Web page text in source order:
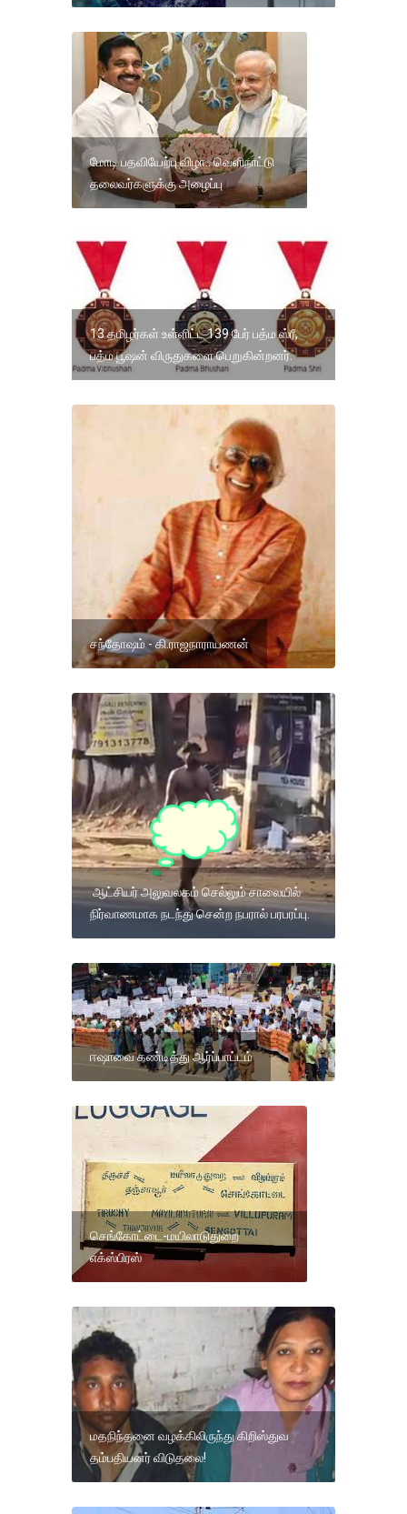
மோடி பதவியேற்பு விழா.. வெளிநாட்டு
தலைவர்களுக்கு அழைப்பு
13 தமிழர்கள் உள்ளிட்ட 139 பேர் பத்ம ஸ்ரீ,
பத்ம பூஷன் விருதுகளை பெறுகின்றனர்.
சந்தோஷம் - கி.ராஜநாராயணன்
ஆட்சியர் அலுவலகம் செல்லும் சாலையில்
நிர்வாணமாக நடந்து சென்ற நபரால் பரபரப்பு.
ஈஷாவை கண்டித்து ஆர்ப்பாட்டம்
செங்கோட்டை-மயிலாடுதுறை
எக்ஸ்பிரஸ்
மதநிந்தனை வழக்கிலிருந்து கிறிஸ்துவ
தம்பதியனர் விடுதலை!